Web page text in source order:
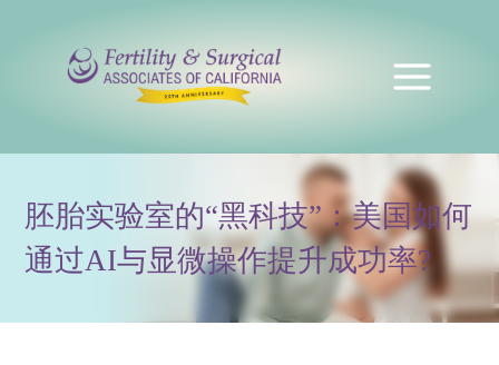
胚胎实验室的“黑科技”：美国如何
通过AI与显微操作提升成功率?